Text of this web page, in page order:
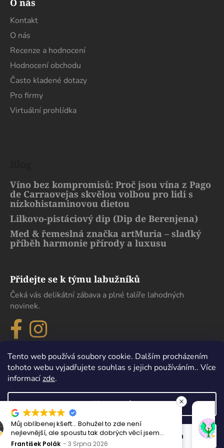
Tento web používá soubory cookie. Dalším procházením
tohoto webu vyjadřujete souhlas s jejich používáním.. Více
informacízde.
Nastavení
Odmítnout Souhlasím
O nás
Kontakt
O nás
Recenze a hodnocení
Hodnocení obchodu
Často kladené dotazy
Pro firmy
Virtuální prohlídka
Víno bez kompromisů: Proč jsou vína z Pago
de Carraovejas skvělou volbou pro lidi s
nízkohistaminovou dietou
Lilkovo-pistáciový dip (Dip de Berenjena)
Med & řemeslná značka artMuria – sladký
příběh harmonie přírody a luxusu
Přidejte se k týmu labužníků
Čeká vás delikátní zábava a plné talíře lahodných
novinek.
Vytvořil Shoptet
Copyright 2026eDelikatesy. Všechna práva vyhrazena.
Maximální spokojenost, sehnal jsem zde lahev
která se nikde jinde v Čechách sehnat nedá.
Perfektně zabaleno i doručeno. Děkuji
Milan Esender